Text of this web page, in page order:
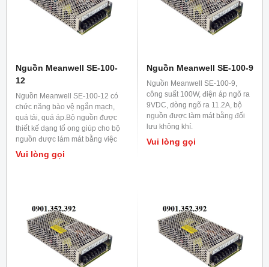
Nguồn Meanwell SE-100-
12
Nguồn Meanwell SE-100-12 có
chức năng bào vệ ngắn mạch,
quá tải, quá áp.Bộ nguồn được
thiết kế dạng tổ ong giúp cho bộ
nguồn được lám mát bằng việc
đối lưu không khí.
Vui lòng gọi
Nguồn Meanwell SE-100-9
Nguồn Meanwell SE-100-9,
công suất 100W, điện áp ngõ ra
9VDC, dòng ngõ ra 11.2A, bộ
nguồn được làm mát bằng đối
lưu không khí.
Vui lòng gọi